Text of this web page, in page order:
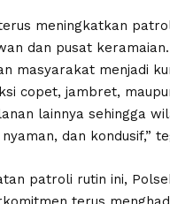
meningkatkan
dan pusat
masyarakat menjadi
copet, jambret,
lainnya sehingga
dan kondusif,”
patroli rutin ini,